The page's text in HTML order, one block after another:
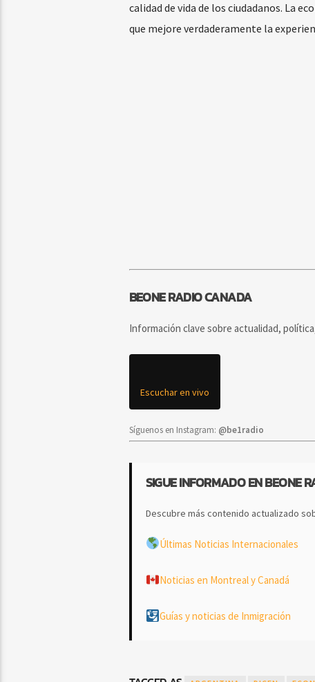
calidad de vida de los ciudadanos. La
que mejore verdaderamente la
BEONE RADIO CANADA
Información clave sobre actualidad,
Escuchar en vivo
Síguenos en Instagram: @be1radio
SIGUE INFORMADO EN BEONE
Descubre más contenido actualizado
Últimas Noticias Internacionales
Noticias en Montreal y Canadá
Guías y noticias de Inmigración